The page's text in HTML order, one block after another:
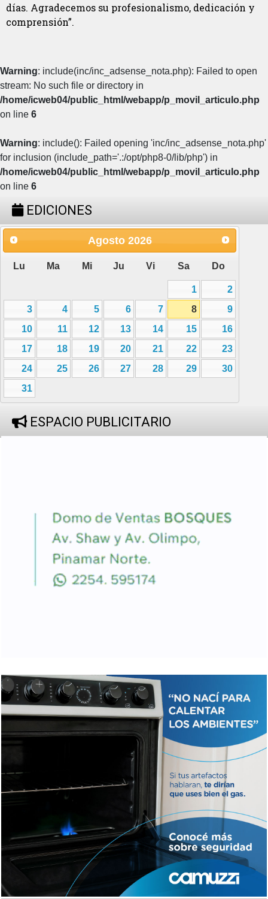
días. Agradecemos su profesionalismo, dedicación y
comprensión”.
Warning: include(inc/inc_adsense_nota.php): Failed to open
stream: No such file or directory in
/home/icweb04/public_html/webapp/p_movil_articulo.php
on line 6
Warning: include(): Failed opening 'inc/inc_adsense_nota.php'
for inclusion (include_path='.:/opt/php8-0/lib/php') in
/home/icweb04/public_html/webapp/p_movil_articulo.php
on line 6
EDICIONES
Agosto 2026
Lu Ma Mi Ju Vi Sa Do
1
2
3
4 5 6 7 8
9
10
11 12 13 14 15
16
17
18 19 20 21 22
23
24
25 26 27 28 29
30
31
ESPACIO PUBLICITARIO